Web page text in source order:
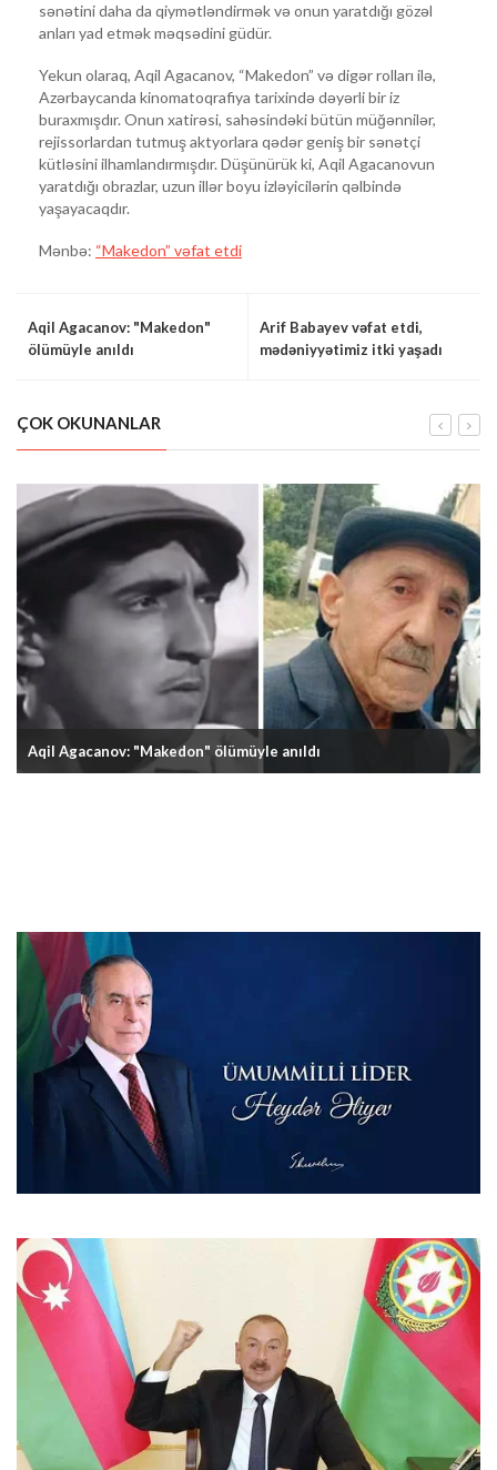
sənətini daha da qiymətləndirmək və onun yaratdığı gözəl
anları yad etmək məqsədini güdür.
Yekun olaraq, Aqil Agacanov, “Makedon” və digər rolları ilə,
Azərbaycanda kinomatoqrafiya tarixində dəyərli bir iz
buraxmışdır. Onun xatirəsi, sahəsindəki bütün müğənnilər,
rejissorlardan tutmuş aktyorlara qədər geniş bir sənətçi
kütləsini ilhamlandırmışdır. Düşünürük ki, Aqil Agacanovun
yaratdığı obrazlar, uzun illər boyu izləyicilərin qəlbində
yaşayacaqdır.
Mənbə: “Makedon” vəfat etdi
Aqil Agacanov: "Makedon"
ölümüyle anıldı
Arif Babayev vəfat etdi,
mədəniyyətimiz itki yaşadı
ÇOK OKUNANLAR
Aqil Agacanov: "Makedon" ölümüyle anıldı